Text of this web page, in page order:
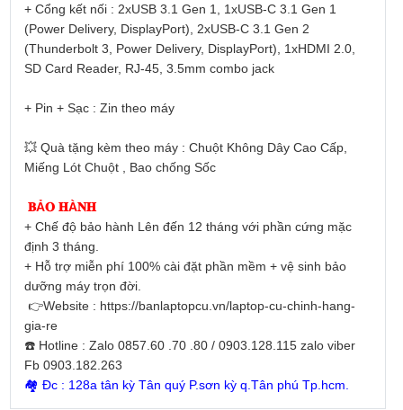
+ Cổng kết nối : 2xUSB 3.1 Gen 1, 1xUSB-C 3.1 Gen 1
(Power Delivery, DisplayPort), 2xUSB-C 3.1 Gen 2
(Thunderbolt 3, Power Delivery, DisplayPort), 1xHDMI 2.0,
SD Card Reader, RJ-45, 3.5mm combo jack
+ Pin + Sạc : Zin theo máy
💥 Quà tặng kèm theo máy : Chuột Không Dây Cao Cấp,
Miếng Lót Chuột , Bao chống Sốc
𝐁Ả𝐎 𝐇À𝐍𝐇
+ Chế độ bảo hành Lên đến 12 tháng với phần cứng mặc
định 3 tháng.
+ Hỗ trợ miễn phí 100% cài đặt phần mềm + vệ sinh bảo
dưỡng máy trọn đời.
👉Website : https://banlaptopcu.vn/laptop-cu-chinh-hang-
gia-re
☎️ Hotline : Zalo 0857.60 .70 .80 / 0903.128.115 zalo viber
Fb 0903.182.263
🏘 Đc : 128a tân kỳ Tân quý P.sơn kỳ q.Tân phú Tp.hcm.